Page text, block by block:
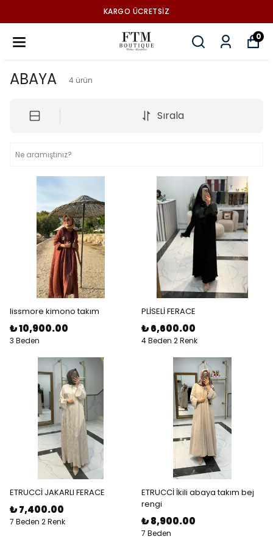
KARGO ÜCRETSİZ
0
ABAYA 4 ürün
Sırala
lissmore kimono takım
₺ 10,900.00
3 Beden
PLİSELİ FERACE
₺ 6,600.00
4 Beden 2 Renk
ETRUCCİ JAKARLI FERACE
₺ 7,400.00
7 Beden 2 Renk
ETRUCCİ İkili abaya takım bej
rengi
₺ 8,900.00
7 Beden